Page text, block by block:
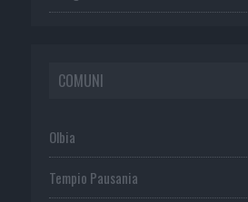
COMUNI
Olbia
Tempio Pausania